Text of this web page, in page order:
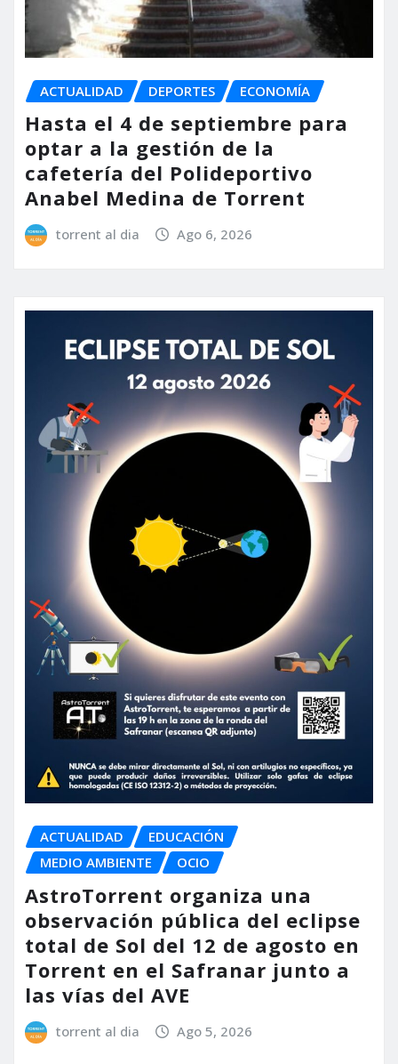
ACTUALIDAD DEPORTES ECONOMÍA
Hasta el 4 de septiembre para
optar a la gestión de la
cafetería del Polideportivo
Anabel Medina de Torrent
torrent al dia Ago 6, 2026
ACTUALIDAD
EDUCACIÓN
MEDIO AMBIENTE
OCIO
AstroTorrent organiza una
observación pública del eclipse
total de Sol del 12 de agosto en
Torrent en el Safranar junto a
las vías del AVE
torrent al dia Ago 5, 2026